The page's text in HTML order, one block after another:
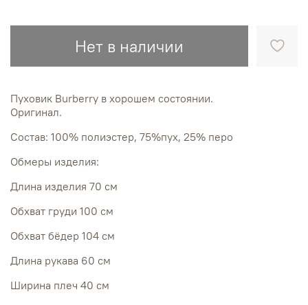
Нет в наличии
Пуховик Burberry в хорошем состоянии.
Оригинал.
Состав: 100% полиэстер, 75%пух, 25% перо
Обмеры изделия:
Длина изделия 70 см
Обхват груди 100 см
Обхват бёдер 104 см
Длина рукава 60 см
Ширина плеч 40 см